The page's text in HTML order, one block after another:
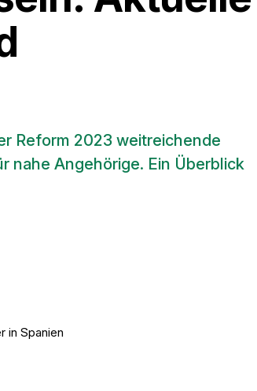
Reform 2023 weitreichende
nahe Angehörige. Ein Überblick
in Spanien